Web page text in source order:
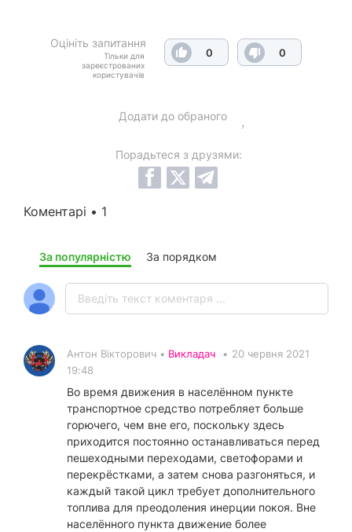
Оцініть запитання
Тільки для
зареєстрованих
користувачів
0 0
Додати до обраного
Порадьтеся з друзями:
Коментарі • 1
За популярністю За порядком
Антон Вікторович • Викладач • 20 червня 2021
19:48
Во время движения в населённом пункте
транспортное средство потребляет больше
горючего, чем вне его, поскольку здесь
приходится постоянно останавливаться перед
пешеходными переходами, светофорами и
перекрёстками, а затем снова разгоняться, и
каждый такой цикл требует дополнительного
топлива для преодоления инерции покоя. Вне
населённого пункта движение более